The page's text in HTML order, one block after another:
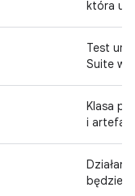
która
Test
Suite w
Klasa
i
będzie